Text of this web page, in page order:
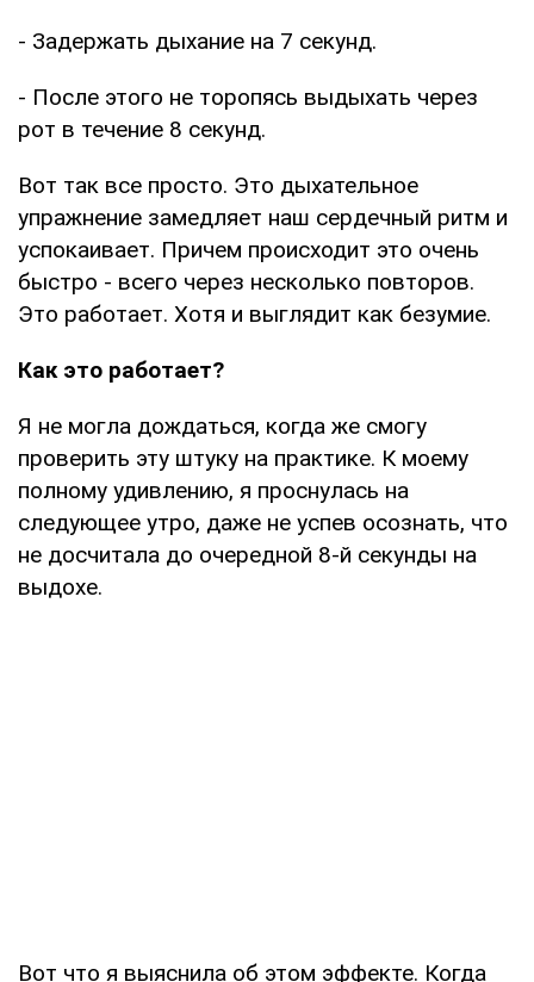
- Задержать дыхание на 7 секунд.
- После этого не торопясь выдыхать через
рот в течение 8 секунд.
Вот так все просто. Это дыхательное
упражнение замедляет наш сердечный ритм и
успокаивает. Причем происходит это очень
быстро - всего через несколько повторов.
Это работает. Хотя и выглядит как безумие.
Как это работает?
Я не могла дождаться, когда же смогу
проверить эту штуку на практике. К моему
полному удивлению, я проснулась на
следующее утро, даже не успев осознать, что
не досчитала до очередной 8-й секунды на
выдохе.
Вот что я выяснила об этом эффекте. Когда